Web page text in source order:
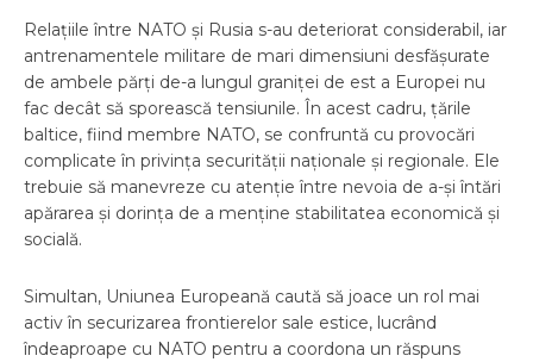
Relațiile între NATO și Rusia s-au deteriorat considerabil, iar
antrenamentele militare de mari dimensiuni desfășurate
de ambele părți de-a lungul graniței de est a Europei nu
fac decât să sporească tensiunile. În acest cadru, țările
baltice, fiind membre NATO, se confruntă cu provocări
complicate în privința securității naționale și regionale. Ele
trebuie să manevreze cu atenție între nevoia de a-și întări
apărarea și dorința de a menține stabilitatea economică și
socială.
Simultan, Uniunea Europeană caută să joace un rol mai
activ în securizarea frontierelor sale estice, lucrând
îndeaproape cu NATO pentru a coordona un răspuns